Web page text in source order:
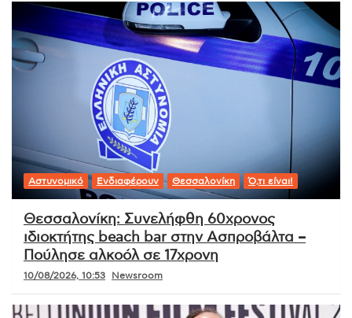
Αστυνομικό Ενδιαφέρουν Θεσσαλονίκη Ό,τι είναι!
Θεσσαλονίκη: Συνελήφθη 60χρονος
ιδιοκτήτης beach bar στην Ασπροβάλτα –
Πούλησε αλκοόλ σε 17χρονη
10/08/2026, 10:53 Newsroom